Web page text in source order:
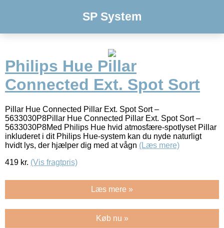
SP System
Philips Hue Pillar
Connected Ext. Spot Sort
Pillar Hue Connected Pillar Ext. Spot Sort –
5633030P8Pillar Hue Connected Pillar Ext. Spot Sort –
5633030P8Med Philips Hue hvid atmosfære-spotlyset Pillar
inkluderet i dit Philips Hue-system kan du nyde naturligt
hvidt lys, der hjælper dig med at vågn (Læs mere)
419 kr. (Vis fragtpris)
Læs mere »
Køb nu »